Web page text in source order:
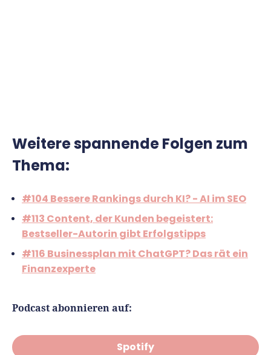
Weitere spannende Folgen zum
Thema:
#104 Bessere Rankings durch KI? - AI im SEO
#113 Content, der Kunden begeistert:
Bestseller-Autorin gibt Erfolgstipps
#116 Businessplan mit ChatGPT? Das rät ein
Finanzexperte
Podcast abonnieren auf:
Spotify